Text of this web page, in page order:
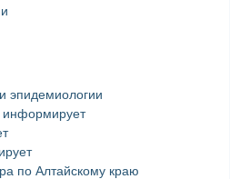
эпидемиологии
информирует
по Алтайскому краю